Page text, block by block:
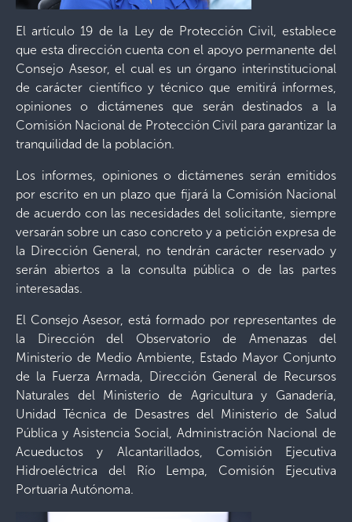
El artículo 19 de la Ley de Protección Civil, establece
que esta dirección cuenta con el apoyo permanente del
Consejo Asesor, el cual es un órgano interinstitucional
de carácter científico y técnico que emitirá informes,
opiniones o dictámenes que serán destinados a la
Comisión Nacional de Protección Civil para garantizar la
tranquilidad de la población.
Los informes, opiniones o dictámenes serán emitidos
por escrito en un plazo que fijará la Comisión Nacional
de acuerdo con las necesidades del solicitante, siempre
versarán sobre un caso concreto y a petición expresa de
la Dirección General, no tendrán carácter reservado y
serán abiertos a la consulta pública o de las partes
interesadas.
El Consejo Asesor, está formado por representantes de
la Dirección del Observatorio de Amenazas del
Ministerio de Medio Ambiente, Estado Mayor Conjunto
de la Fuerza Armada, Dirección General de Recursos
Naturales del Ministerio de Agricultura y Ganadería,
Unidad Técnica de Desastres del Ministerio de Salud
Pública y Asistencia Social, Administración Nacional de
Acueductos y Alcantarillados, Comisión Ejecutiva
Hidroeléctrica del Río Lempa, Comisión Ejecutiva
Portuaria Autónoma.